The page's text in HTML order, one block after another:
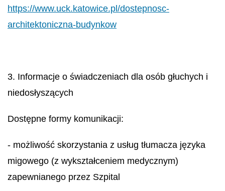
https://www.uck.katowice.pl/dostepnosc-
architektoniczna-budynkow
3. Informacje o świadczeniach dla osób głuchych i
niedosłyszących
Dostępne formy komunikacji:
- możliwość skorzystania z usług tłumacza języka
migowego (z wykształceniem medycznym)
zapewnianego przez Szpital